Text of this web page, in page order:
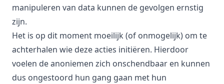
manipuleren van data kunnen de gevolgen ernstig
zijn.
Het is op dit moment moeilijk (of onmogelijk) om te
achterhalen wie deze acties initiëren. Hierdoor
voelen de anoniemen zich onschendbaar en kunnen
dus ongestoord hun gang gaan met hun